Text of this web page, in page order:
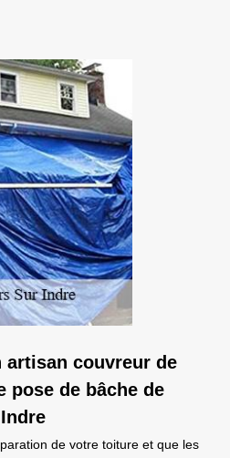
artisan couvreur de
pose de bâche de
de votre toiture et que les